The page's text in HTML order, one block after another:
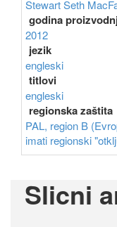
StewartSeth
godina
2012
jezik
engleski
titlovi
engleski
regionska zaštita
PAL, region B
imati regionski
Slicni